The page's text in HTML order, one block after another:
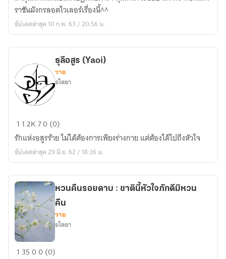
รัก
ราชา
มังกร<Yaoi
จบ
แล้ว!
กำลัง
รี
นต์
ราชันมังกรลอตไวเลอร์เรื่องนี้^^
อัปเดตล่าสุด 10 ก.พ. 63 / 20:56 น.
ธุลี
อสูร
(Yaoi)
ธุลีอสูร (Yaoi)
วาย
อไลอา
1 1.2K70 (0)
รักแห่งอสูรร้าย ไม่ได้ต้องการเพียงร่างกาย แต่ต้องได้ไปถึงหัวใจ
อัปเดตล่าสุด 29 มิ.ย. 62 / 18:36 น.
หวน
หวนคืนรอยดาบ : ชาตินี้หัวใจภักดีมิหวน
คืน
วาย
อไลอา
1 3500 (0)